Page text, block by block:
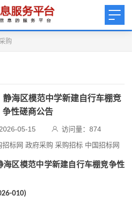
购
静海区模范中学新建自行车棚竞
争性磋商公告
05-15 访问量： 874
标网 政府采购 采购招标 中国招标网
海区模范中学新建自行车棚竞争性
010)